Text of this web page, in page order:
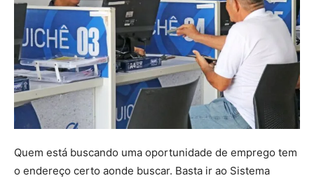
Quem está buscando uma oportunidade de emprego tem
o endereço certo aonde buscar. Basta ir ao Sistema